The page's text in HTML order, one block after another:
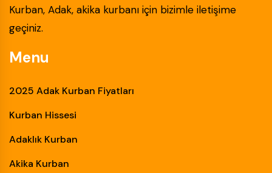
Kurban, Adak, akika kurbanı için bizimle iletişime
geçiniz.
Menu
2025 Adak Kurban Fiyatları
Kurban Hissesi
Adaklık Kurban
Akika Kurban